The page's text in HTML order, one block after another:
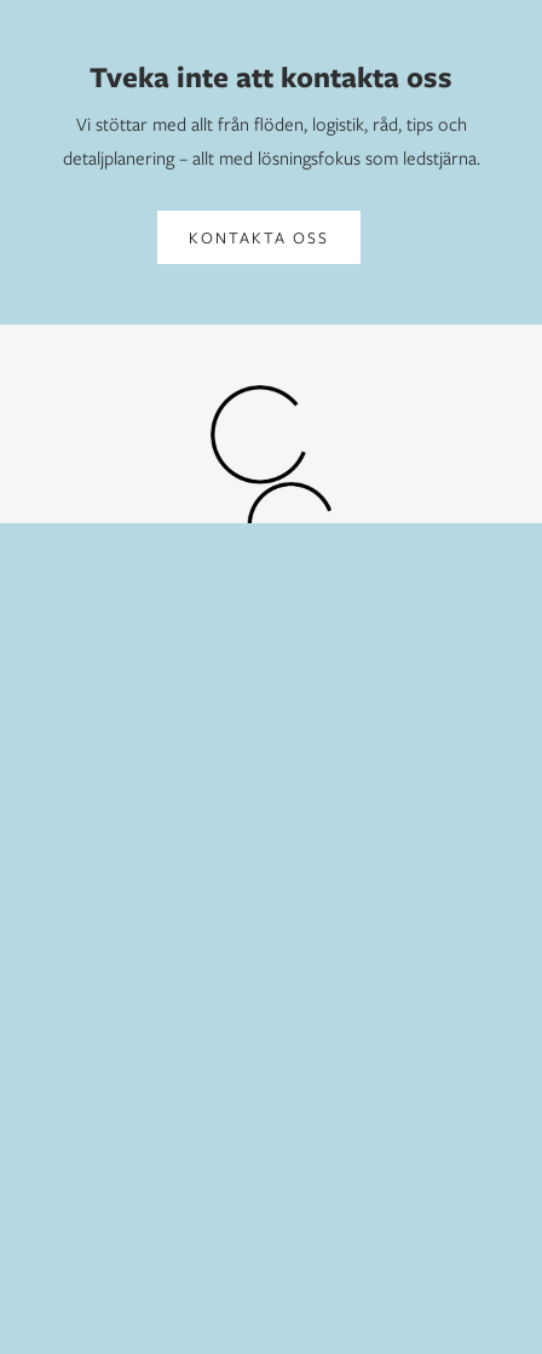
Tveka inte att kontakta oss
Vi stöttar med allt från flöden, logistik, råd, tips och
detaljplanering – allt med lösningsfokus som ledstjärna.
KONTAKTA OSS